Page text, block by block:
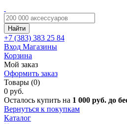
Найти
+7 (383) 383 25 84
Вход Магазины
Корзина
Мой заказ
Оформить заказ
Товары (0)
0 руб.
Осталось купить на 1 000 руб. до
Вернуться к покупкам
Каталог